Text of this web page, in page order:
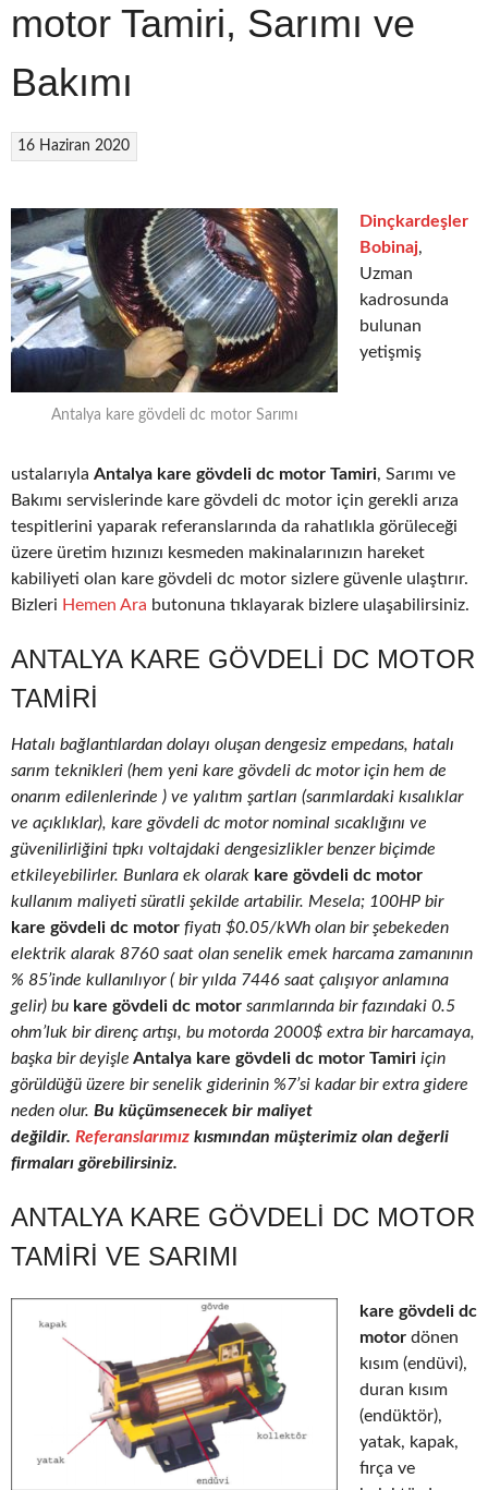
motor Tamiri, Sarımı ve
Bakımı
16 Haziran 2020
Antalya kare gövdeli dc motor Sarımı
Dinçkardeşler
Bobinaj,
Uzman
kadrosunda
bulunan
yetişmiş
ustalarıyla Antalya kare gövdeli dc motor Tamiri, Sarımı ve
Bakımı servislerinde kare gövdeli dc motor için gerekli arıza
tespitlerini yaparak referanslarında da rahatlıkla görüleceği
üzere üretim hızınızı kesmeden makinalarınızın hareket
kabiliyeti olan kare gövdeli dc motor sizlere güvenle ulaştırır.
Bizleri Hemen Ara butonuna tıklayarak bizlere ulaşabilirsiniz.
ANTALYA KARE GÖVDELI DC MOTOR
TAMIRI
Hatalı bağlantılardan dolayı oluşan dengesiz empedans, hatalı
sarım teknikleri (hem yeni kare gövdeli dc motor için hem de
onarım edilenlerinde ) ve yalıtım şartları (sarımlardaki kısalıklar
ve açıklıklar), kare gövdeli dc motor nominal sıcaklığını ve
güvenilirliğini tıpkı voltajdaki dengesizlikler benzer biçimde
etkileyebilirler. Bunlara ek olarak kare gövdeli dc motor
kullanım maliyeti süratli şekilde artabilir. Mesela; 100HP bir
kare gövdeli dc motor fiyatı $0.05/kWh olan bir şebekeden
elektrik alarak 8760 saat olan senelik emek harcama zamanının
% 85’inde kullanılıyor ( bir yılda 7446 saat çalışıyor anlamına
gelir) bu kare gövdeli dc motor sarımlarında bir fazındaki 0.5
ohm’luk bir direnç artışı, bu motorda 2000$ extra bir harcamaya,
başka bir deyişle Antalya kare gövdeli dc motor Tamiri için
görüldüğü üzere bir senelik giderinin %7’si kadar bir extra gidere
neden olur. Bu küçümsenecek bir maliyet
değildir. Referanslarımız kısmından müşterimiz olan değerli
firmaları görebilirsiniz.
ANTALYA KARE GÖVDELI DC MOTOR
TAMIRI VE SARIMI
kare gövdeli dc
motor dönen
kısım (endüvi),
duran kısım
(endüktör),
yatak, kapak,
fırça ve